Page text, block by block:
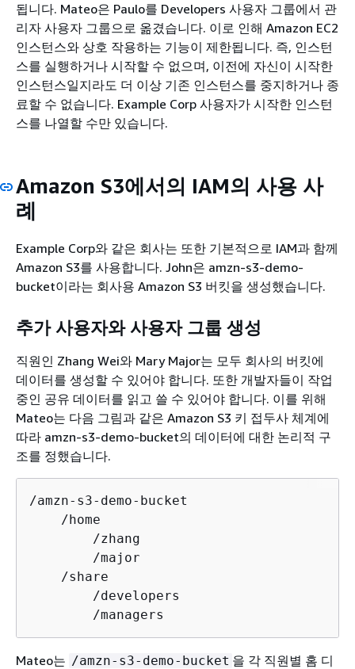
됩니다. Mateo은 Paulo를 Developers 사용자 그룹에서 관
리자 사용자 그룹으로 옮겼습니다. 이로 인해 Amazon EC2
인스턴스와 상호 작용하는 기능이 제한됩니다. 즉, 인스턴
스를 실행하거나 시작할 수 없으며, 이전에 자신이 시작한
인스턴스일지라도 더 이상 기존 인스턴스를 중지하거나 종
료할 수 없습니다. Example Corp 사용자가 시작한 인스턴
스를 나열할 수만 있습니다.
Amazon S3에서의 IAM의 사용 사
례
Example Corp와 같은 회사는 또한 기본적으로 IAM과 함께
Amazon S3를 사용합니다. John은 amzn-s3-demo-
bucket이라는 회사용 Amazon S3 버킷을 생성했습니다.
추가 사용자와 사용자 그룹 생성
직원인 Zhang Wei와 Mary Major는 모두 회사의 버킷에
데이터를 생성할 수 있어야 합니다. 또한 개발자들이 작업
중인 공유 데이터를 읽고 쓸 수 있어야 합니다. 이를 위해
Mateo는 다음 그림과 같은 Amazon S3 키 접두사 체계에
따라 amzn-s3-demo-bucket의 데이터에 대한 논리적 구
조를 정했습니다.
/amzn-s3-demo-bucket
    /home
        /zhang
        /major
    /share
        /developers
        /managers
Mateo는 /amzn-s3-demo-bucket 을 각 직원별 홈 디